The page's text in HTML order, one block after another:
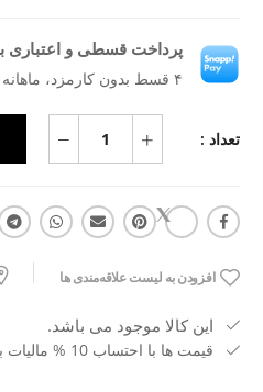
پرداخت قسطی و اعتباری
۴ قسط بدون کارمزد، ماهانه ۲٬۷۲۷٬۰۴۵ تومان
تعداد :
افزودن به لیست علاقه‌مندی ها
این کالا موجود می باشد.
قیمت ها با احتساب 10 % مالیات بر ارزش افزوده می باشد.